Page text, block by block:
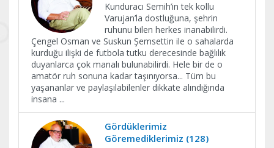
Kunduracı Semih’in tek kollu
Varujan’la dostluğuna, şehrin
ruhunu bilen herkes inanabilirdi.
Çengel Osman ve Suskun Şemsettin ile o sahalarda
kurduğu ilişki de futbola tutku derecesinde bağlılık
duyanlarca çok manalı bulunabilirdi. Hele bir de o
amatör ruh sonuna kadar taşınıyorsa... Tüm bu
yaşananlar ve paylaşılabilenler dikkate alındığında
insana ...
Gördüklerimiz
Göremediklerimiz (128)